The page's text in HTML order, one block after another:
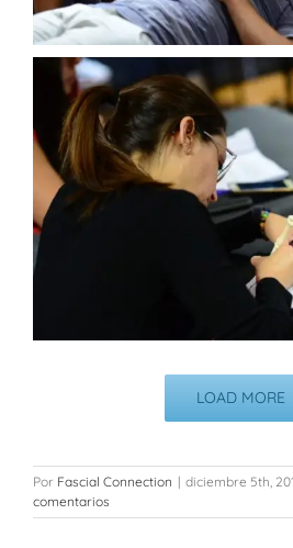
LOAD MORE
Por Fascial Connection | diciembre 5th,
comentarios